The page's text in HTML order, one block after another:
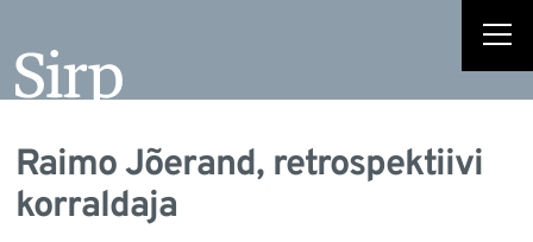
Raimo Jõerand, retrospektiivi
korraldaja